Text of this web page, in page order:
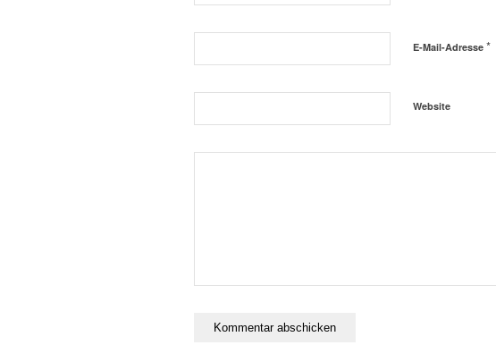
E-Mail-Adresse *
Website